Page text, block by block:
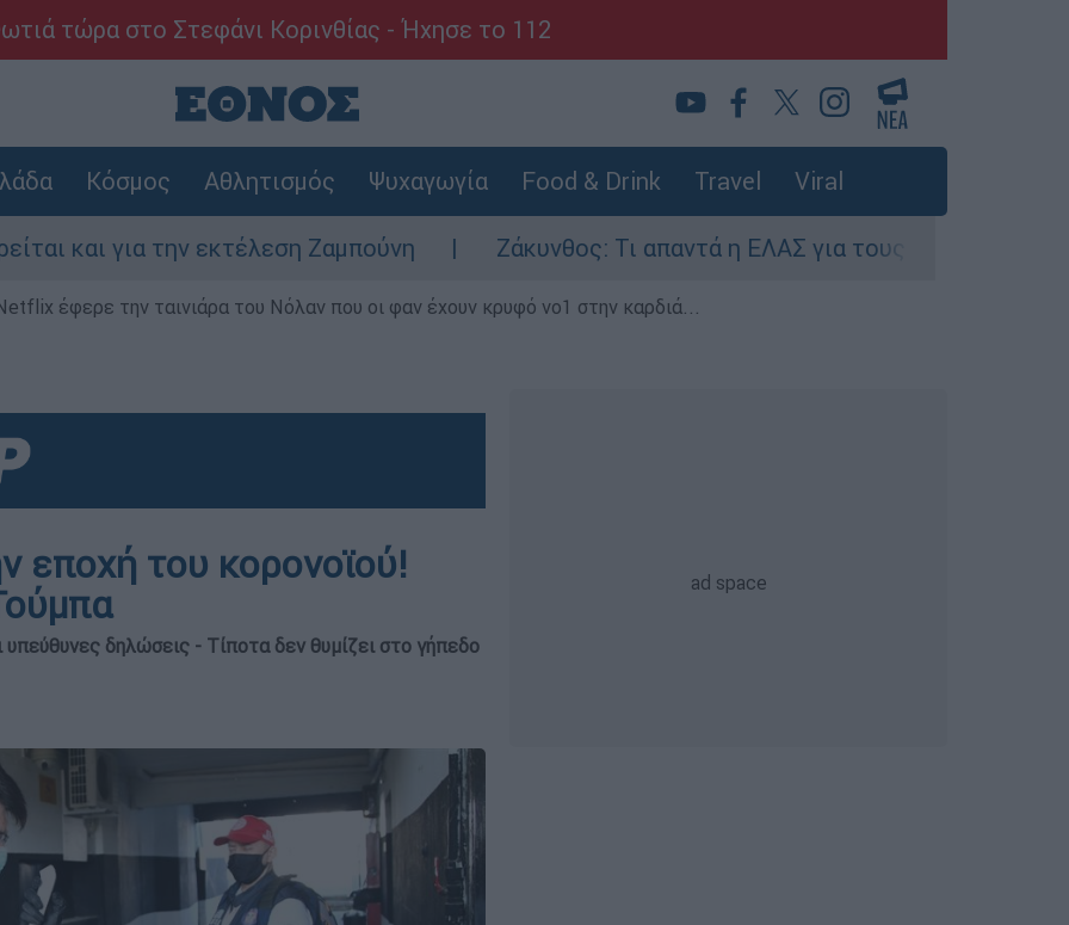
τώρα στο Στεφάνι Κορινθίας - Ήχησε το 112
Κόσμος Αθλητισμός Ψυχαγωγία Food & Drink Travel Viral
εκτέλεση Ζαμπούνη Ζάκυνθος: Τι απαντά η ΕΛΑΣ για τους 8 βιασμούς τουριστριών -
έφερε την ταινιάρα του Νόλαν που οι φαν έχουν κρυφό νο1 στην καρδιά...
εποχή του κορονοϊού!
δηλώσεις - Τίποτα δεν θυμίζει στο γήπεδο